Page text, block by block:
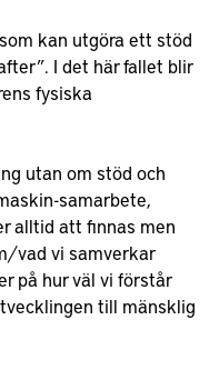
kan utgöra ett stöd
I det här fallet blir
fysiska
utan om stöd och
samarbete,
alltid att finnas men
vad vi samverkar
på hur väl vi förstår
till mänsklig